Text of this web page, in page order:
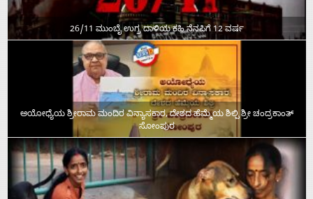
26/11 ಮುಂಬೈ ಉಗ್ರ ದಾಳಿಯ ಕಹಿ ನೆನಪಿಗೆ 12 ವರ್ಷ
ಅಯೋಧ್ಯೆಯ ಶ್ರೀರಾಮ ಮಂದಿರ ವಿನ್ಯಾಸಕಾರ, ದೇಶದ ಹೆಮ್ಮೆಯ ಶಿಲ್ಪಿ ಶ್ರೀ ಚಂದ್ರಕಾಂತ್‌
ಸೋಂಪುರ